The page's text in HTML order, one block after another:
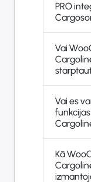
PRO
Vai
Vai es
Kā